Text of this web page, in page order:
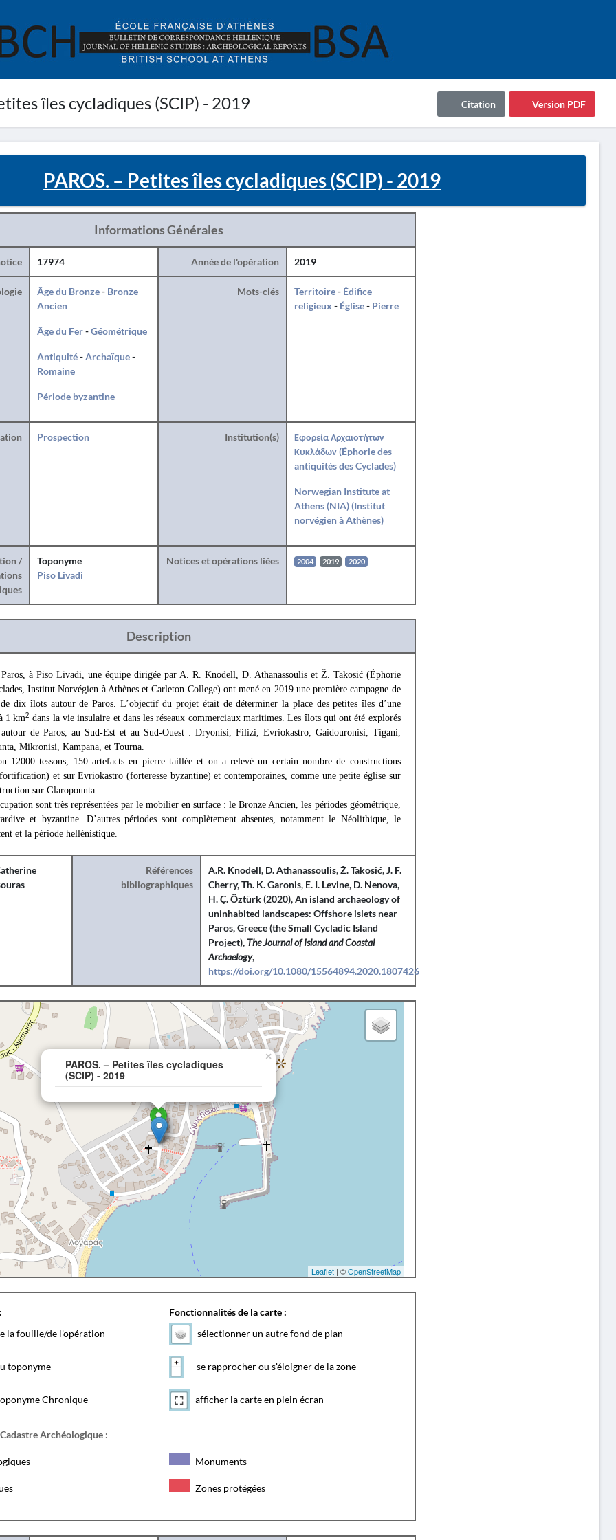
îles cycladiques (SCIP) - 2019 Version PDF
Citation
PAROS. – Petites îles cycladiques (SCIP) - 2019
Informations Générales
17974 Année de l'opération 2019
Âge du Bronze- Bronze
Ancien
Âge du Fer-Géométrique
Antiquité-Archaïque-
Romaine
Période byzantine
Mots-clés Territoire- Édifice
religieux - Église- Pierre
Prospection Institution(s)
Εφορεία Αρχαιοτήτων
Κυκλάδων (Éphorie des
antiquités des Cyclades)
Norwegian Institute at
Athens (NIA) (Institut
norvégien à Athènes)
/
Toponyme
Piso Livadi
Notices et opérations liées 2004 2019 2020
Description
Paros, à Piso Livadi, une équipe dirigée par A. R. Knodell, D. Athanassoulis et Ž. Takosić (Éphorie
Institut Norvégien à Athènes et Carleton College) ont mené en 2019 une première campagne de
de dix îlots autour de Paros. L’objectif du projet était de déterminer la place des petites îles d’une
1 km2 dans la vie insulaire et dans les réseaux commerciaux maritimes. Les îlots qui ont été explorés
de Paros, au Sud-Est et au Sud-Ouest : Dryonisi, Filizi, Evriokastro, Gaidouronisi, Tigani,
Mikronisi, Kampana, et Tourna.
12000 tessons, 150 artefacts en pierre taillée et on a relevé un certain nombre de constructions
et sur Evriokastro (forteresse byzantine) et contemporaines, comme une petite église sur
sur Glaropounta.
sont très représentées par le mobilier en surface : le Bronze Ancien, les périodes géométrique,
et byzantine. D’autres périodes sont complètement absentes, notamment le Néolithique, le
et la période hellénistique.
Références
bibliographiques
A.R. Knodell, D. Athanassoulis,Ž. Takosić,J. F.
Cherry,Th. K. Garonis, E. I. Levine, D. Nenova,
H. Ç. Öztürk(2020), An island archaeology of
uninhabited landscapes: Offshore islets near
Paros, Greece (the Small Cycladic Island
Project),The Journal of Island and Coastal
Archaelogy,
https://doi.org/10.1080/15564894.2020.1807426
PAROS. – Petites îles cycladiques
(SCIP) - 2019
×
Leaflet| ©OpenStreetMap
la fouille/de l'opération
toponyme
Chronique
Fonctionnalités de la carte :
sélectionner un autre fond de plan
se rapprocher ou s'éloigner de la zone
afficher la carte en plein écran
Archéologique :
Monuments
Zones protégées